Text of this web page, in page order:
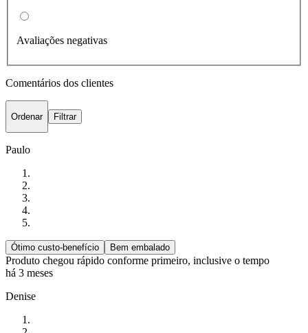
Avaliações negativas
Comentários dos clientes
Ordenar Filtrar
Paulo
Ótimo custo-benefício Bem embalado
Produto chegou rápido conforme primeiro, inclusive o tempo
há 3 meses
Denise